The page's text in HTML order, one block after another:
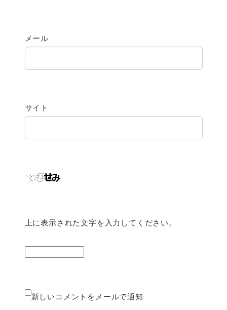
メール
サイト
上に表示された文字を入力してください。
新しいコメントをメールで通知